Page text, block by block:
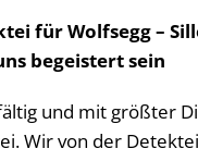
für Wolfsegg –
begeistert sein
und mit größter
Wir von der